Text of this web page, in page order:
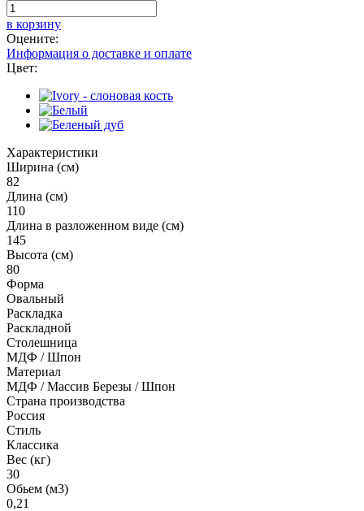
в корзину
Оцените:
Информация о доставке и оплате
Цвет:
Характеристики
Ширина (см)
82
Длина (см)
110
Длина в разложенном виде (см)
145
Высота (см)
80
Форма
Овальный
Раскладка
Раскладной
Столешница
МДФ / Шпон
Материал
МДФ / Массив Березы / Шпон
Страна производства
Россия
Стиль
Классика
Вес (кг)
30
Обьем (м3)
0,21